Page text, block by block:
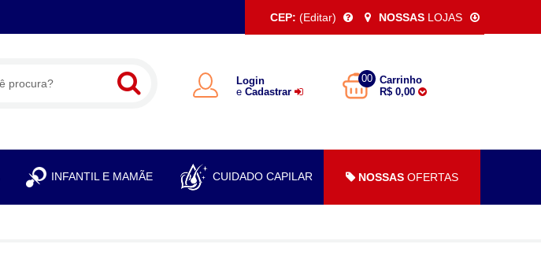
CEP: (Editar) NOSSAS LOJAS
Login
e Cadastrar
00
Carrinho
R$ 0,00
INFANTIL E MAMÃE CUIDADO CAPILAR NOSSAS OFERTAS